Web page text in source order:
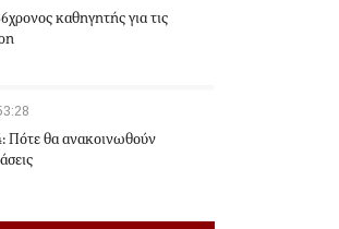
καθηγητής για τις
Πότε θα ανακοινωθούν